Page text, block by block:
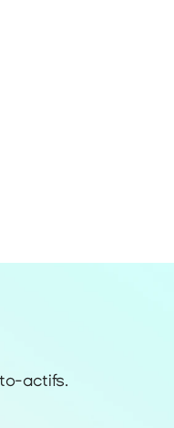
actifs.